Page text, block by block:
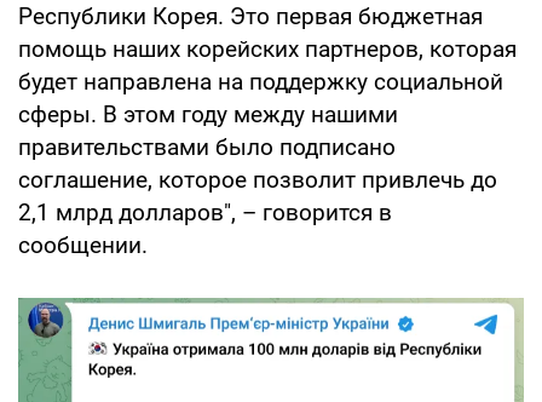
Республики Корея. Это первая бюджетная
помощь наших корейских партнеров, которая
будет направлена ​​на поддержку социальной
сферы. В этом году между нашими
правительствами было подписано
соглашение, которое позволит привлечь до
2,1 млрд долларов", – говорится в
сообщении.